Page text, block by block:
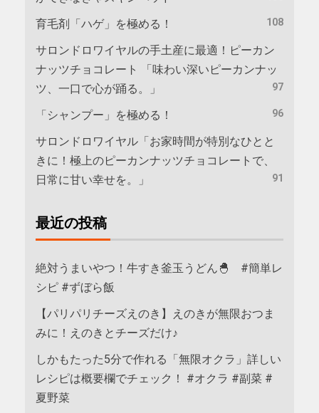
育毛剤「ハゲ」を極める！ 108
サロンドロワイヤルの手土産に最適！ピーカン
ナッツチョコレート 「味わい深いピーカンナッ
ツ、一口で心が踊る。」
97
「シャンプー」を極める！ 96
サロンドロワイヤル「お家時間が特別なひとと
きに！極上のピーカンナッツチョコレートで、
日常に甘い幸せを。」
91
最近の投稿
絶対うまいやつ！牛すき釜玉うどん🐣 #簡単レ
シピ #ずぼら飯
【パリパリチーズえのき】えのきが無限おつま
みに！えのきとチーズだけ♪
しかもたった5分で作れる「無限オクラ」詳しい
レシピは概要欄でチェック！ #オクラ #副菜 #
夏野菜